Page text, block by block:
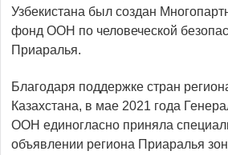
Узбекистана был создан
фонд ООН по человеческой
Приаралья.
Благодаря поддержке стран
Казахстана, в мае 2021 года
ООН единогласно приняла
объявлении региона Приаралья